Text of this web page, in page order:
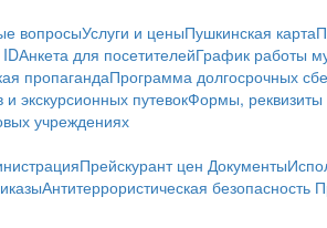
вопросыУслуги и ценыПушкинская карта
Анкета для посетителейГрафик работы
пропагандаПрограмма долгосрочных
экскурсионных путевокФормы, реквизиты
учреждениях
Прейскурант цен Документы
Антитеррористическая безопасность